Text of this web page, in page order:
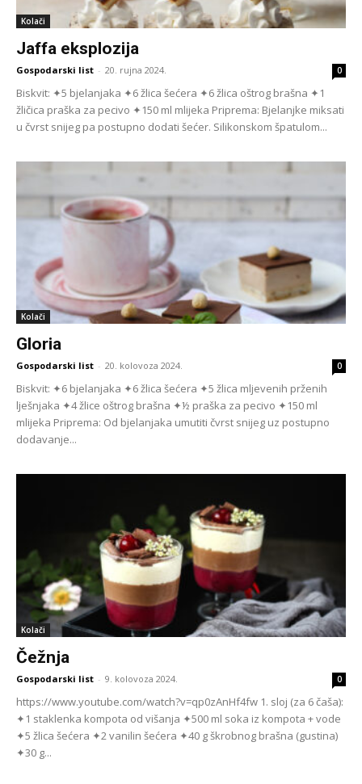
Kolači
Jaffa eksplozija
Gospodarski list - 20. rujna 2024. 0
Biskvit: ✦5 bjelanjaka ✦6 žlica šećera ✦6 žlica oštrog brašna ✦1
žličica praška za pecivo ✦150 ml mlijeka Priprema: Bjelanjke miksati
u čvrst snijeg pa postu­pno dodati šećer. Silikonskom špatulom...
Kolači
Gloria
Gospodarski list - 20. kolovoza 2024. 0
Biskvit: ✦6 bjelanjaka ✦6 žlica šećera ✦5 žlica mljevenih prženih
lješnjaka ✦4 žlice oštrog brašna ✦½ praška za pecivo ✦150 ml
mlijeka Priprema: Od bjelanjaka umutiti čvrst snijeg uz po­stupno
dodavanje...
Kolači
Čežnja
Gospodarski list - 9. kolovoza 2024. 0
https://www.youtube.com/watch?v=qp0zAnHf4fw 1. sloj (za 6 čaša):
✦1 staklenka kompota od višanja ✦500 ml soka iz kompota + vode
✦5 žlica šećera ✦2 vanilin šećera ✦40 g škrobnog brašna (gustina)
✦30 g...